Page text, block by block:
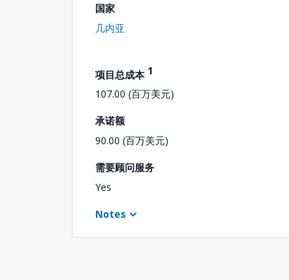
国家
几内亚
项目总成本 1
107.00 (百万美元)
承诺额
90.00 (百万美元)
需要顾问服务
Yes
Notes